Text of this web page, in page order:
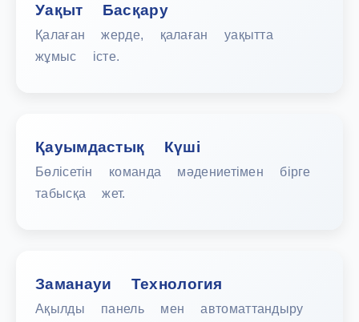
Уақыт Басқару
Қалаған жерде, қалаған уақытта
жұмыс істе.
Қауымдастық Күші
Бөлісетін команда мәдениетімен бірге
табысқа жет.
Заманауи Технология
Ақылды панель мен автоматтандыру